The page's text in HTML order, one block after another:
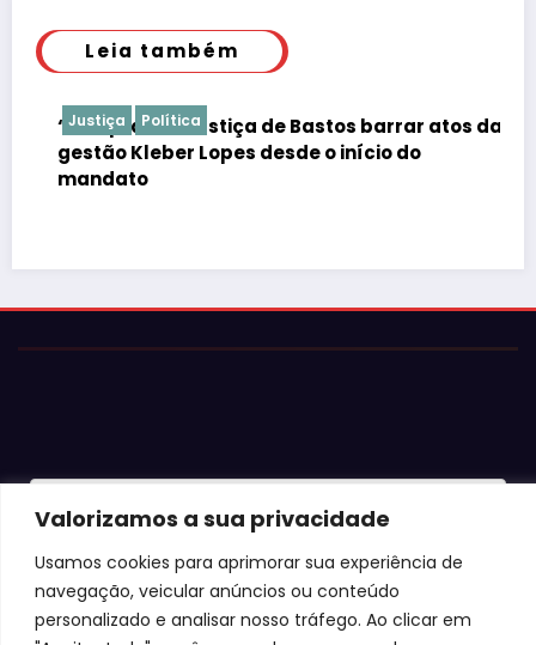
Valorizamos a sua privacidade
Usamos cookies para aprimorar sua experiência de
navegação, veicular anúncios ou conteúdo
personalizado e analisar nosso tráfego. Ao clicar em
Leia também
Justiça Política
“É de praxe”: Justiça de Bastos barrar atos da
gestão Kleber Lopes desde o início do
mandato
Conteúdo protegido por lei. A cópia ou reprodução sem
legais.